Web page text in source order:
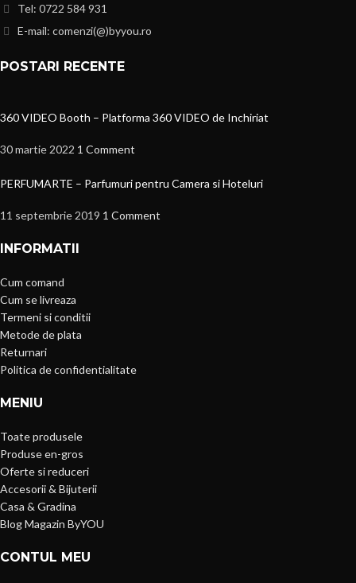
Tel: 0722 584 931
E-mail: comenzi(@)byyou.ro
POSTARI RECENTE
360 VIDEO Booth – Platforma 360 VIDEO de Inchiriat
30 martie 2022 1 Comment
PERFUMARTE – Parfumuri pentru Camera si Hoteluri
11 septembrie 2019 1 Comment
INFORMATII
Cum comand
Cum se livreaza
Termeni si conditii
Metode de plata
Returnari
Politica de confidentialitate
MENIU
Toate produsele
Produse en-gros
Oferte si reduceri
Accesorii & Bijuterii
Casa & Gradina
Blog Magazin ByYOU
CONTUL MEU